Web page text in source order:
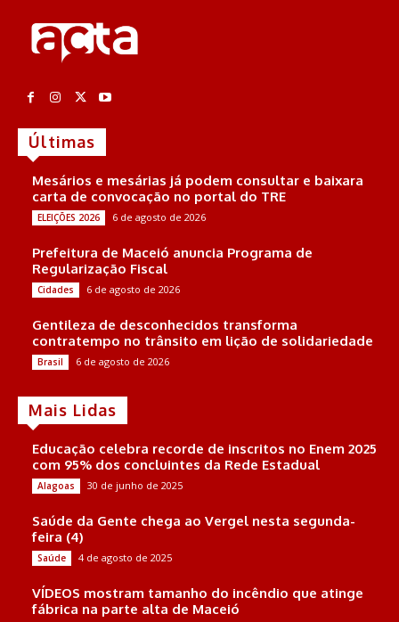
Últimas
Mesários e mesárias já podem consultar e baixara
carta de convocação no portal do TRE
ELEIÇÕES 2026 6 de agosto de 2026
Prefeitura de Maceió anuncia Programa de
Regularização Fiscal
Cidades 6 de agosto de 2026
Gentileza de desconhecidos transforma
contratempo no trânsito em lição de solidariedade
Brasil 6 de agosto de 2026
Mais Lidas
Educação celebra recorde de inscritos no Enem 2025
com 95% dos concluintes da Rede Estadual
Alagoas 30 de junho de 2025
Saúde da Gente chega ao Vergel nesta segunda-
feira (4)
Saúde 4 de agosto de 2025
VÍDEOS mostram tamanho do incêndio que atinge
fábrica na parte alta de Maceió